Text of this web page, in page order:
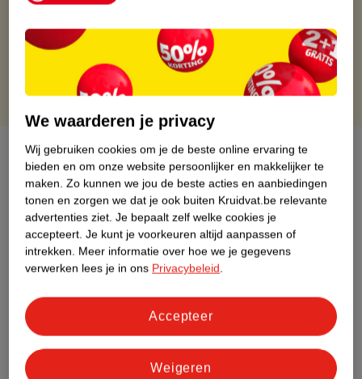
Gratis thuisbezorgd vanaf 50.00
Gratis retourneren binnen 30 dagen
Gratis punten met je Kruidvat kaart
Over dit product
Productinformatie
Etiketinformatie
Dit product heeft (nog) geen Nature
Impact Score.
We waarderen je privacy
Wij gebruiken cookies om je de beste online ervaring te
bieden en om onze website persoonlijker en makkelijker te
maken. Zo kunnen we jou de beste acties en aanbiedingen
tonen en zorgen we dat je ook buiten Kruidvat.be relevante
advertenties ziet. Je bepaalt zelf welke cookies je
accepteert. Je kunt je voorkeuren altijd aanpassen of
intrekken. Meer informatie over hoe we je gegevens
verwerken lees je in ons Privacybeleid.
Weigeren
Accepteer